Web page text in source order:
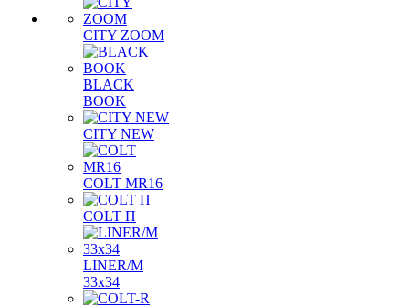
CITY ZOOM
BLACK
BOOK
CITY NEW
COLT MR16
COLT П
LINER/М
33х34